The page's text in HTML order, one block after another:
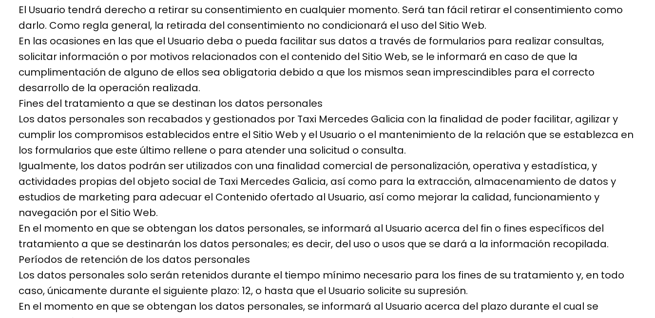
El Usuario tendrá derecho a retirar su consentimiento en cualquier momento. Será tan fácil retirar el consentimiento como
darlo. Como regla general, la retirada del consentimiento no condicionará el uso del Sitio Web.
En las ocasiones en las que el Usuario deba o pueda facilitar sus datos a través de formularios para realizar consultas,
solicitar información o por motivos relacionados con el contenido del Sitio Web, se le informará en caso de que la
cumplimentación de alguno de ellos sea obligatoria debido a que los mismos sean imprescindibles para el correcto
desarrollo de la operación realizada.
Fines del tratamiento a que se destinan los datos personales
Los datos personales son recabados y gestionados por Taxi Mercedes Galicia con la finalidad de poder facilitar, agilizar y
cumplir los compromisos establecidos entre el Sitio Web y el Usuario o el mantenimiento de la relación que se establezca en
los formularios que este último rellene o para atender una solicitud o consulta.
Igualmente, los datos podrán ser utilizados con una finalidad comercial de personalización, operativa y estadística, y
actividades propias del objeto social de Taxi Mercedes Galicia, así como para la extracción, almacenamiento de datos y
estudios de marketing para adecuar el Contenido ofertado al Usuario, así como mejorar la calidad, funcionamiento y
navegación por el Sitio Web.
En el momento en que se obtengan los datos personales, se informará al Usuario acerca del fin o fines específicos del
tratamiento a que se destinarán los datos personales; es decir, del uso o usos que se dará a la información recopilada.
Períodos de retención de los datos personales
Los datos personales solo serán retenidos durante el tiempo mínimo necesario para los fines de su tratamiento y, en todo
caso, únicamente durante el siguiente plazo: 12, o hasta que el Usuario solicite su supresión.
En el momento en que se obtengan los datos personales, se informará al Usuario acerca del plazo durante el cual se